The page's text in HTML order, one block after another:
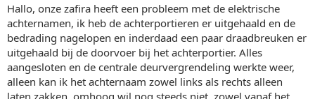
t
e
r
m
Hallo, onze zafira heeft een probleem met de elektrische
achternamen, ik heb de achterportieren er uitgehaald en de
bedrading nagelopen en inderdaad een paar draadbreuken er
uitgehaald bij de doorvoer bij het achterportier. Alles
aangesloten en de centrale deurvergrendeling werkte weer,
alleen kan ik het achternaam zowel links als rechts alleen
laten zakken, omhoog wil nog steeds niet, zowel vanaf het